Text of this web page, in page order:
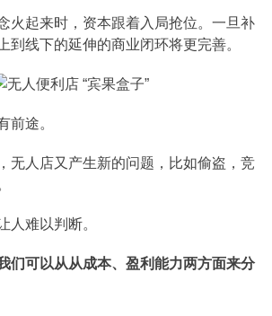
火起来时，资本跟着入局抢位。一旦补
到线下的延伸的商业闭环将更完善。
前途。
无人店又产生新的问题，比如偷盗，竞
人难以判断。
们可以从从成本、盈利能力两方面来分